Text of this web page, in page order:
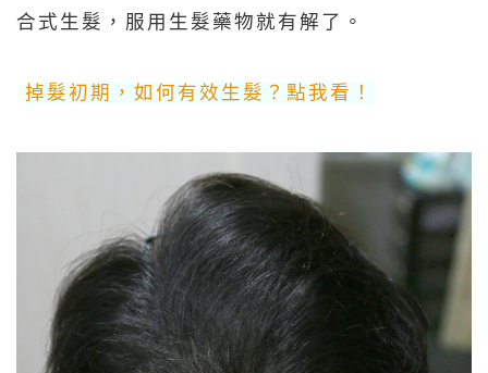
合式生髮，服用生髮藥物就有解了。
掉髮初期，如何有效生髮？點我看！